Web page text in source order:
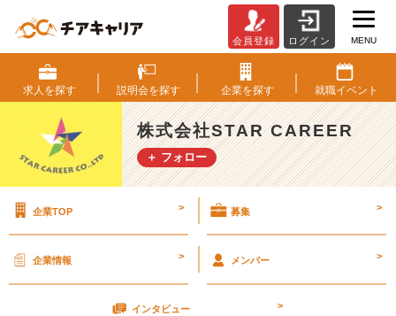
式
会
社
S
T
A
R
R
の
会員登録 ログイン MENU
求人を探す 説明会を探す 企業を探す 就職イベント
株式会社STAR CAREER
＋ フォロー
企業TOP > 募集 >
企業情報 > メンバー >
インタビュー >